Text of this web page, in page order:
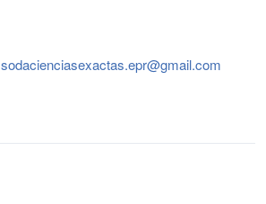
sodacienciasexactas.epr@gmail.com